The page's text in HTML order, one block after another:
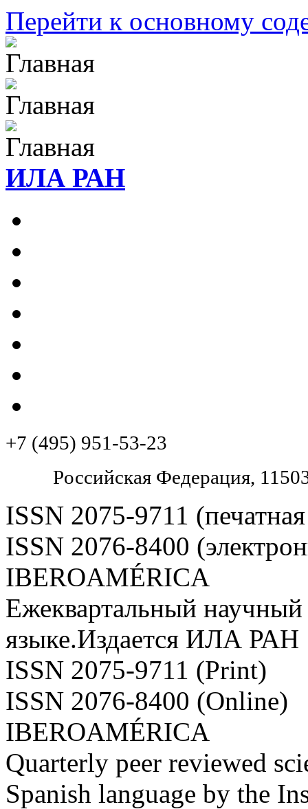
Перейти к основному
ИЛА РАН
+7 (495) 951-53-23
Pоссийская Федерация,
ISSN 2075-9711
ISSN 2076-8400
IBEROAMÉRICA
Ежеквартальный
языке.Издается ИЛА РАН
ISSN 2075-9711 (Print)
ISSN 2076-8400 (Online)
IBEROAMÉRICA
Quarterly peer reviewed
Spanish language by the